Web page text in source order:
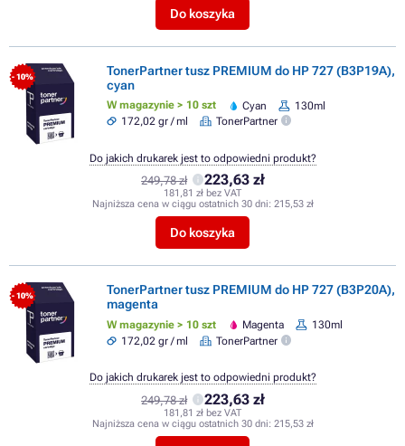
Do koszyka
- 10%
TonerPartner tusz PREMIUM do HP 727 (B3P19A),
cyan
W magazynie > 10 szt Cyan
130ml
172,02 gr / ml
TonerPartner
249,78 zł 223,63 zł
181,81 zł bez VAT
Najniższa cena w ciągu ostatnich 30 dni: 215,53 zł
Do koszyka
Do jakich drukarek jest to odpowiedni produkt?
- 10%
TonerPartner tusz PREMIUM do HP 727 (B3P20A),
magenta
W magazynie > 10 szt Magenta
130ml
172,02 gr / ml
TonerPartner
249,78 zł 223,63 zł
181,81 zł bez VAT
Najniższa cena w ciągu ostatnich 30 dni: 215,53 zł
Do jakich drukarek jest to odpowiedni produkt?